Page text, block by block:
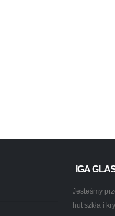
IGA
Jesteśmy
hut szkła i